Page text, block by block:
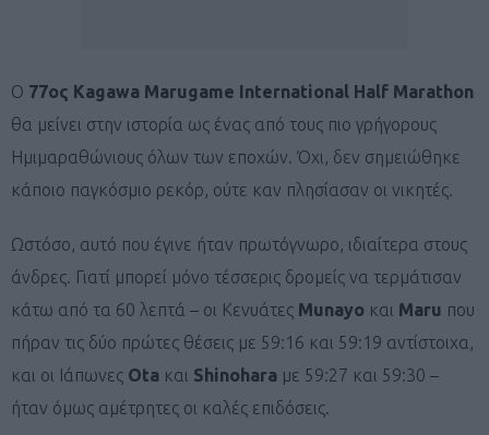
O 77oς Kagawa Marugame International Half Marathon
θα μείνει στην ιστορία ως ένας από τους πιο γρήγορους
Ημιμαραθώνιους όλων των εποχών. Όχι, δεν σημειώθηκε
κάποιο παγκόσμιο ρεκόρ, ούτε καν πλησίασαν οι νικητές.
Ωστόσο, αυτό που έγινε ήταν πρωτόγνωρο, ιδιαίτερα στους
άνδρες. Γιατί μπορεί μόνο τέσσερις δρομείς να τερμάτισαν
κάτω από τα 60 λεπτά – οι Κενυάτες Munayo και Maru που
πήραν τις δύο πρώτες θέσεις με 59:16 και 59:19 αντίστοιχα,
και οι Ιάπωνες Ota και Shinohara με 59:27 και 59:30 –
ήταν όμως αμέτρητες οι καλές επιδόσεις.